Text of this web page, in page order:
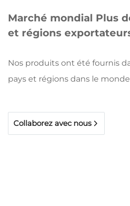
Marché mondial Plus
et régions
Nos produits ont été fournis
pays et régions dans le monde
Collaborez avec nous